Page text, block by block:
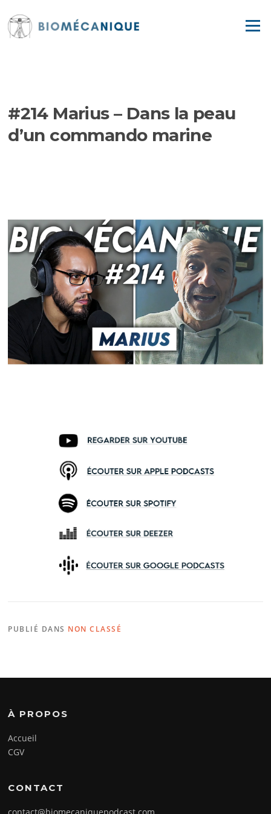
contenu
Menu
#214 Marius – Dans la peau
d’un commando marine
PUBLIÉ DANS NON CLASSÉ
À PROPOS
Accueil
CGV
CONTACT